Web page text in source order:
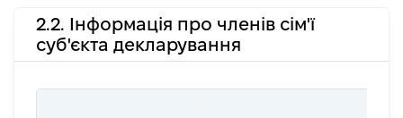
2.2. Інформація про членів сім'ї
суб'єкта декларування